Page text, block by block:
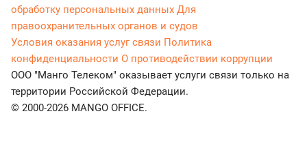
обработку персональных данных Для
правоохранительных органов и судов
Условия оказания услуг связи Политика
конфиденциальности О противодействии коррупции
ООО "Манго Телеком" оказывает услуги связи только на
территории Российской Федерации.
© 2000-2026 MANGO OFFICE.